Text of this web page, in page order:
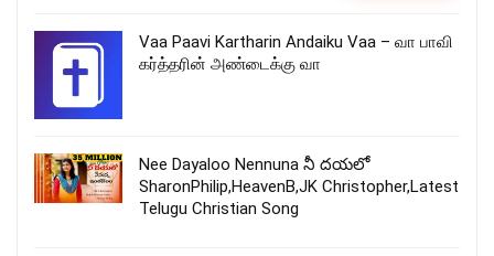
Vaa Paavi Kartharin Andaiku Vaa – வா பாவி
கர்த்தரின் அண்டைக்கு வா
Nee Dayaloo Nennuna నీ దయలో
SharonPhilip,HeavenB,JK Christopher,Latest
Telugu Christian Song